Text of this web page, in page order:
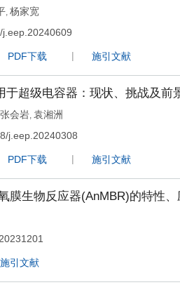
, 杨家宽
j.eep.20240609
PDF下载 施引文献
于超级电容器：现状、挑战及前
张会岩, 袁湘洲
j.eep.20240308
PDF下载 施引文献
膜生物反应器(AnMBR)的特性
施引文献